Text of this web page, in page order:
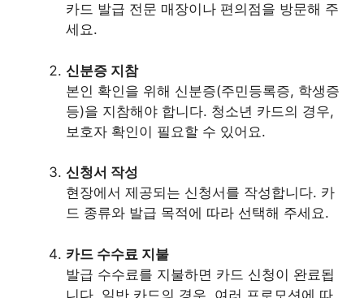
카드 발급 전문 매장이나 편의점을 방문해 주
세요.
신분증 지참
본인 확인을 위해 신분증(주민등록증, 학생증
등)을 지참해야 합니다. 청소년 카드의 경우,
보호자 확인이 필요할 수 있어요.
신청서 작성
현장에서 제공되는 신청서를 작성합니다. 카
드 종류와 발급 목적에 따라 선택해 주세요.
카드 수수료 지불
발급 수수료를 지불하면 카드 신청이 완료됩
니다. 일반 카드의 경우, 여러 프로모션에 따